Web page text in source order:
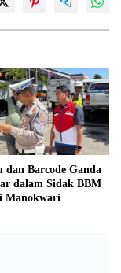
dan Barcode Ganda
dalam Sidak BBM
Manokwari